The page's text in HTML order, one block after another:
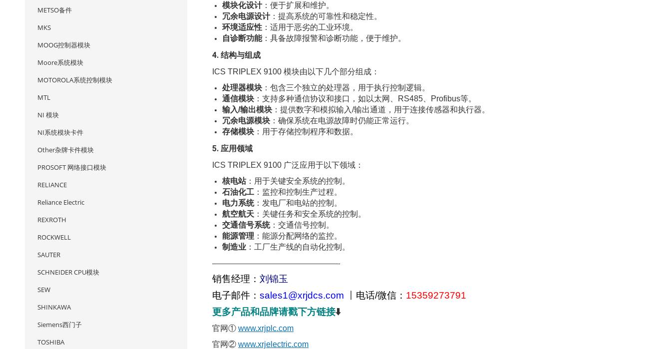
模块化设计：便于扩展和维护。
冗余电源设计：提高系统的可靠性和稳定性。
环境适应性 ：适用于恶劣的工业环境。
自诊断功能：具备故障报警和诊断功能，便于维护。
4. 结构与组成
ICS TRIPLEX 9100 模块由以下几个部分组成：
处理器模块 ：包含三个独立的处理器，用于执行控制逻辑。
通信模块 ：支持多种通信协议和接口，如以太网、RS485、Profibus等。
输入/输出模块 ：提供数字和模拟输入/输出通道，用于连接传感器和执行器。
冗余电源模块 ：确保系统在电源故障时仍能正常运行。
存储模块 ：用于存储控制程序和数据。
5. 应用领域
ICS TRIPLEX 9100 广泛应用于以下领域：
核电站：用于关键安全系统的控制。
石油化工 ：监控和控制生产过程。
电力系统：发电厂和电站的控制。
航空航天 ：关键任务和安全系统的控制。
交通信号系统：交通信号控制。
能源管理 ：能源分配网络的监控。
制造业 ：工厂生产线的自动化控制。
——————————————————-
销售经理： 刘锦玉
电子邮件： sales1@xrjdcs.com 电话/微信： 15359273791
更多产品和品牌请戳下方链接⬇️
官网① www.xrjplc.com
官网② www.xrjelectric.com
METSO备件
MKS
MOOG控制器模块
Moore系统模块
MOTOROLA系统控制模块
MTL
NI 模块
NI系统模块卡件
Other杂牌卡件模块
PROSOFT 网络接口模块
RELIANCE
Reliance Electric
REXROTH
ROCKWELL
SAUTER
SCHNEIDER CPU模块
SEW
SHINKAWA
Siemens西门子
TOSHIBA